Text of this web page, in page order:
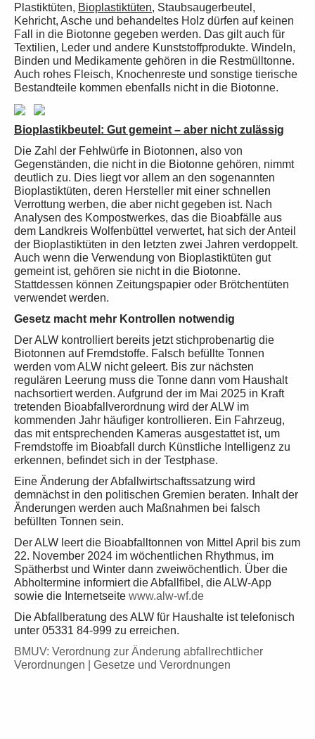
Plastiktüten, Bioplastiktüten, Staubsaugerbeutel,
Kehricht, Asche und behandeltes Holz dürfen auf keinen
Fall in die Biotonne gegeben werden. Das gilt auch für
Textilien, Leder und andere Kunststoffprodukte. Windeln,
Binden und Medikamente gehören in die Restmülltonne.
Auch rohes Fleisch, Knochenreste und sonstige tierische
Bestandteile kommen ebenfalls nicht in die Biotonne.
Bioplastikbeutel: Gut gemeint – aber nicht zulässig
Die Zahl der Fehlwürfe in Biotonnen, also von
Gegenständen, die nicht in die Biotonne gehören, nimmt
deutlich zu. Dies liegt vor allem an den sogenannten
Bioplastiktüten, deren Hersteller mit einer schnellen
Verrottung werben, die aber nicht gegeben ist. Nach
Analysen des Kompostwerkes, das die Bioabfälle aus
dem Landkreis Wolfenbüttel verwertet, hat sich der Anteil
der Bioplastiktüten in den letzten zwei Jahren verdoppelt.
Auch wenn die Verwendung von Bioplastiktüten gut
gemeint ist, gehören sie nicht in die Biotonne.
Stattdessen können Zeitungspapier oder Brötchentüten
verwendet werden.
Gesetz macht mehr Kontrollen notwendig
Der ALW kontrolliert bereits jetzt stichprobenartig die
Biotonnen auf Fremdstoffe. Falsch befüllte Tonnen
werden vom ALW nicht geleert. Bis zur nächsten
regulären Leerung muss die Tonne dann vom Haushalt
nachsortiert werden. Aufgrund der im Mai 2025 in Kraft
tretenden Bioabfallverordnung wird der ALW im
kommenden Jahr häufiger kontrollieren. Ein Fahrzeug,
das mit entsprechenden Kameras ausgestattet ist, um
Fremdstoffe im Bioabfall durch Künstliche Intelligenz zu
erkennen, befindet sich in der Testphase.
Eine Änderung der Abfallwirtschaftssatzung wird
demnächst in den politischen Gremien beraten. Inhalt der
Änderungen werden auch Maßnahmen bei falsch
befüllten Tonnen sein.
Der ALW leert die Bioabfalltonnen von Mittel April bis zum
22. November 2024 im wöchentlichen Rhythmus, im
Spätherbst und Winter dann zweiwöchentlich. Über die
Abholtermine informiert die Abfallfibel, die ALW-App
sowie die Internetseite www.alw-wf.de
Die Abfallberatung des ALW für Haushalte ist telefonisch
unter 05331 84-999 zu erreichen.
BMUV: Verordnung zur Änderung abfallrechtlicher
Verordnungen | Gesetze und Verordnungen